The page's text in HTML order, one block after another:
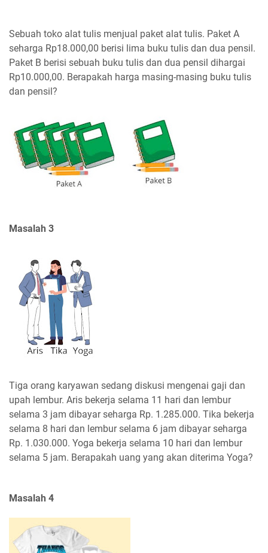
Sebuah toko alat tulis menjual paket alat tulis. Paket A
seharga Rp18.000,00 berisi lima buku tulis dan dua pensil.
Paket B berisi sebuah buku tulis dan dua pensil dihargai
Rp10.000,00. Berapakah harga masing-masing buku tulis
dan pensil?
Masalah 3
Tiga orang karyawan sedang diskusi mengenai gaji dan
upah lembur. Aris bekerja selama 11 hari dan lembur
selama 3 jam dibayar seharga Rp. 1.285.000. Tika bekerja
selama 8 hari dan lembur selama 6 jam dibayar seharga
Rp. 1.030.000. Yoga bekerja selama 10 hari dan lembur
selama 5 jam. Berapakah uang yang akan diterima Yoga?
Masalah 4